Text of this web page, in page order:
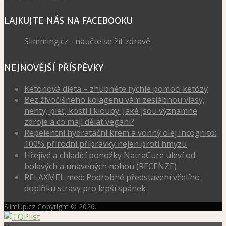
LAJKUJTE NÁS NA FACEBOOKU
Slimming.cz - naučte se žít zdravě
NEJNOVĚJŠÍ PŘÍSPĚVKY
Ketonová dieta – zhubněte rychle pomocí ketózy
Bez živočišného kolagenu vám zeslábnou vlasy,
nehty, pleť, kosti i klouby. Jaké jsou významné
zdroje a co mají dělat vegani?
Repelentní hydratační krém a vonný olej Incognito:
100% přírodní přípravky nejen proti hmyzu
Hřejivé a chladící ponožky NatraCure uleví od
bolavých a unavených nohou (RECENZE)
RELAXMEL med: Podrobné představení včelího
doplňku stravy pro lepší spánek
SlimUp.cz Copyright © 2026.